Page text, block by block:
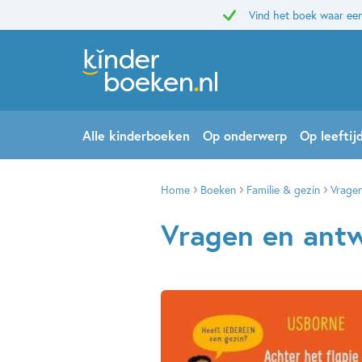
Vind het boek waar
Alle kinderboeken Op onderwerp Op
Home Boeken Familie & gezin
Vragen en